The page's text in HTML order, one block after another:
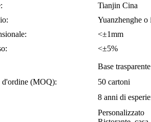
Tianjin Cina
Yuanzhenghe
<±1mm
<±5%
Base
d'ordine (MOQ):
50 cartoni
8 anni di
Personalizzato